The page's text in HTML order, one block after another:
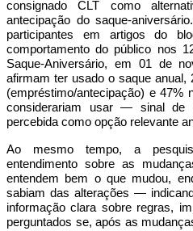
consignado CLT como
antecipação do saque-aniversário.
participantes em artigos do
comportamento do público nos
Saque-Aniversário, em 01 de
afirmam ter usado o saque anual,
(empréstimo/antecipação) e47%
considerariam usar — sinal de
percebida como opção relevante
Ao mesmo tempo, a
entendimento sobre as
entendem bem o que mudou,
sabiam das alterações —
informação clara sobre regras,
perguntados se, após as